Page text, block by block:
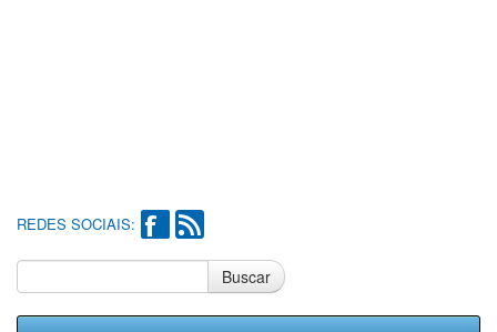
REDES SOCIAIS:
Buscar